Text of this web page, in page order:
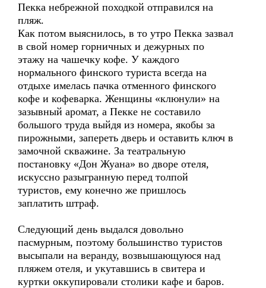
Пекка небрежной походкой отправился на
пляж.
Как потом выяснилось, в то утро Пекка зазвал
в свой номер горничных и дежурных по
этажу на чашечку кофе. У каждого
нормального финского туриста всегда на
отдыхе имелась пачка отменного финского
кофе и кофеварка. Женщины «клюнули» на
зазывный аромат, а Пекке не составило
большого труда выйдя из номера, якобы за
пирожными, запереть дверь и оставить ключ в
замочной скважине. За театральную
постановку «Дон Жуана» во дворе отеля,
искуссно разыгранную перед толпой
туристов, ему конечно же пришлось
заплатить штраф.
Следующий день выдался довольно
пасмурным, поэтому большинство туристов
высыпали на веранду, возвышающуюся над
пляжем отеля, и укутавшись в свитера и
куртки оккупировали столики кафе и баров.